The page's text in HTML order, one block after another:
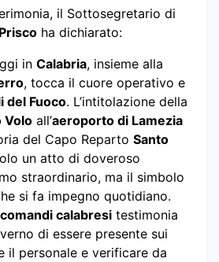
il Sottosegretario di
ha dichiarato:
in Calabria, insieme alla
, tocca il cuore operativo e
del Fuoco. L’intitolazione della
Volo all’aeroporto di Lamezia
del Capo Reparto Santo
un atto di doveroso
straordinario, ma il simbolo
si fa impegno quotidiano.
comandi calabresi testimonia
di essere presente sui
il personale e verificare da